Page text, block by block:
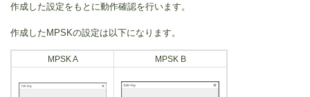
作成した設定をもとに動作確認を行います。
作成したMPSKの設定は以下になります。
MPSK A MPSK B